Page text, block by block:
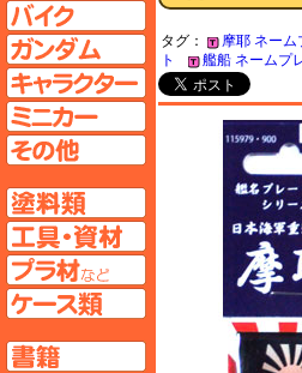
タグ： 摩耶 ネーム
ト
艦船 ネームプ
バイクページへ
ガンダムページへ
キャラクターページへ
ミニカーページへ
その他ページへ
塗料ページへ
工具ページへ
プラ材ページへ
書籍ページへ